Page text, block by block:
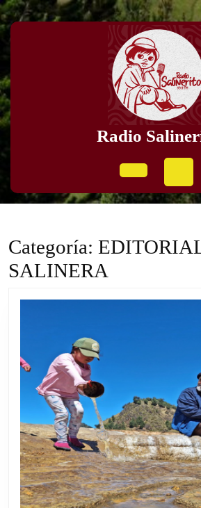
Skip
to
content
Radio
Button
Categoría:
SALINERA